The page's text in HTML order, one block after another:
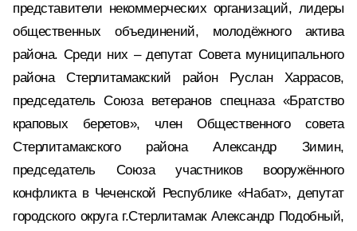
представители некоммерческих организаций, лидеры
общественных объединений, молодёжного актива
района. Среди них – депутат Совета муниципального
района Стерлитамакский район Руслан Харрасов,
председатель Союза ветеранов спецназа «Братство
краповых беретов», член Общественного совета
Стерлитамакского района Александр Зимин,
председатель Союза участников вооружённого
конфликта в Чеченской Республике «Набат», депутат
городского округа г.Стерлитамак Александр Подобный,